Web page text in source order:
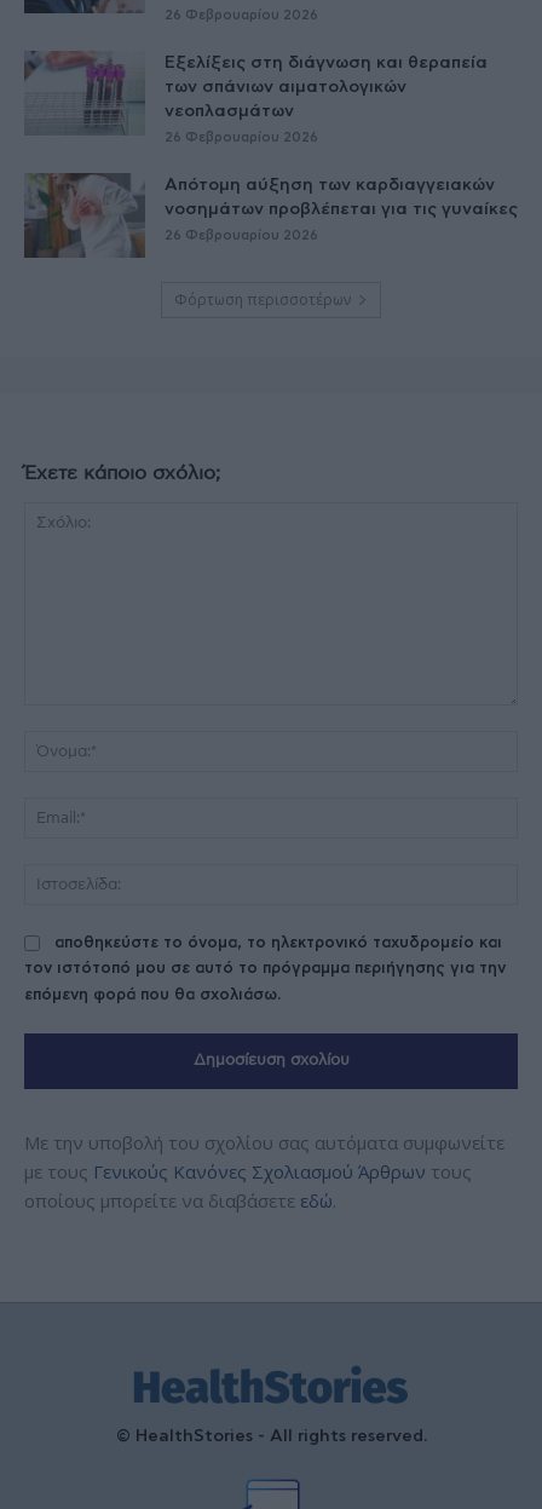
26 Φεβρουαρίου 2026
Εξελίξεις στη διάγνωση και θεραπεία
των σπάνιων αιματολογικών
νεοπλασμάτων
26 Φεβρουαρίου 2026
Απότομη αύξηση των καρδιαγγειακών
νοσημάτων προβλέπεται για τις γυναίκες
26 Φεβρουαρίου 2026
Φόρτωση περισσοτέρων
Έχετε κάποιο σχόλιο;
αποθηκεύστε το όνομα, το ηλεκτρονικό ταχυδρομείο και
τον ιστότοπό μου σε αυτό το πρόγραμμα περιήγησης για την
επόμενη φορά που θα σχολιάσω.
Με την υποβολή του σχολίου σας αυτόματα συμφωνείτε
με τους Γενικούς Κανόνες Σχολιασμού Άρθρων τους
οποίους μπορείτε να διαβάσετε εδώ.
© HealthStories - All rights reserved.